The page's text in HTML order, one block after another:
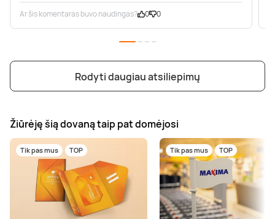
Ar šis komentaras buvo naudingas? 0 0
Rodyti daugiau atsiliepimų
Žiūrėję šią dovaną taip pat domėjosi
Tik pas mus TOP Tik pas mus TOP